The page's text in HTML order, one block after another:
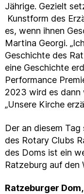
Jährige. Gezielt
Kunstform des
es, wenn ihnen
Martina Georgi.
Geschichte des
eine Geschichte
Performance
2023 wird es dann
„Unsere Kirche
Der an diesem
des Rotary Clubs
des Doms ist ein
Ratzeburg auf den
Ratzeburger